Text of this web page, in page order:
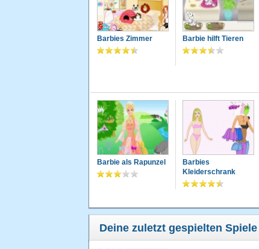
Barbies Zimmer Barbie hilft Tieren
Barbie als Rapunzel
Barbies
Kleiderschrank
Deine zuletzt gespielten Spiele